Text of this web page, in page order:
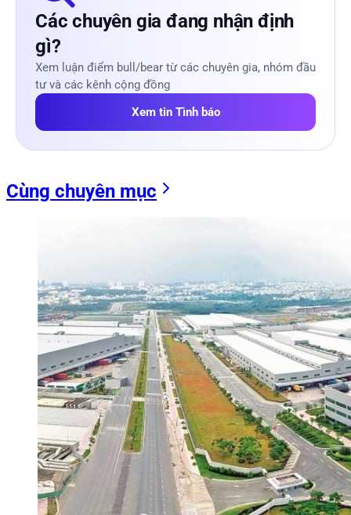
Các chuyên gia đang nhận định
gì?
Xem luận điểm bull/bear từ các chuyên gia, nhóm đầu
tư và các kênh cộng đồng
Xem tin Tình báo
Cùng chuyên mục